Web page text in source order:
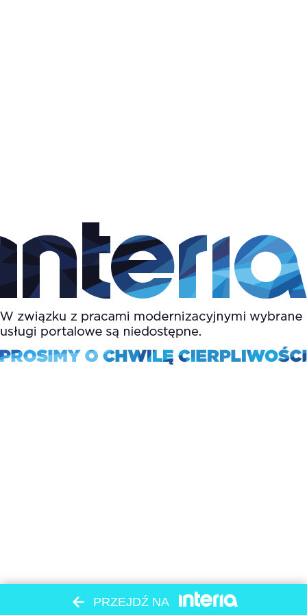
PRZEJDŹ NA